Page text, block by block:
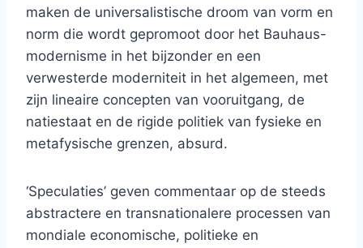
maken de universalistische droom van vorm en
norm die wordt gepromoot door het Bauhaus-
modernisme in het bijzonder en een
verwesterde moderniteit in het algemeen, met
zijn lineaire concepten van vooruitgang, de
natiestaat en de rigide politiek van fysieke en
metafysische grenzen, absurd.
‘Speculaties’ geven commentaar op de steeds
abstractere en transnationalere processen van
mondiale economische, politieke en